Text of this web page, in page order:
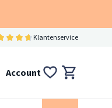
Klantenservice
Account